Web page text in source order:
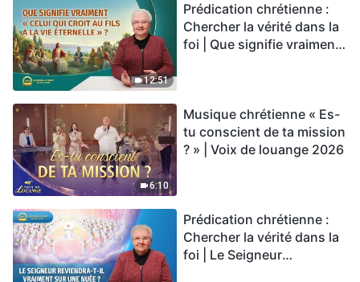
12:51
Prédication chrétienne :
Chercher la vérité dans la
foi | Que signifie vraiment
6:10
Musique chrétienne « Es-
tu conscient de ta mission
? » | Voix de louange 2026
Prédication chrétienne :
Chercher la vérité dans la
foi | Le Seigneur